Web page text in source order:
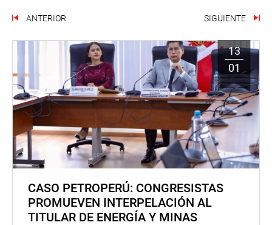
ANTERIOR SIGUIENTE
13
01
CASO PETROPERÚ: CONGRESISTAS
PROMUEVEN INTERPELACIÓN AL
TITULAR DE ENERGÍA Y MINAS